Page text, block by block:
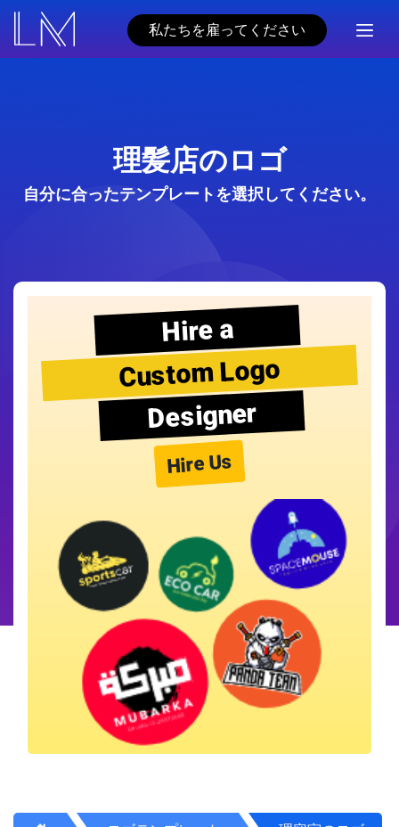
私たちを雇ってください
理髪店のロゴ
自分に合ったテンプレートを選択してください。
Hire a
Custom Logo
Designer
Hire Us